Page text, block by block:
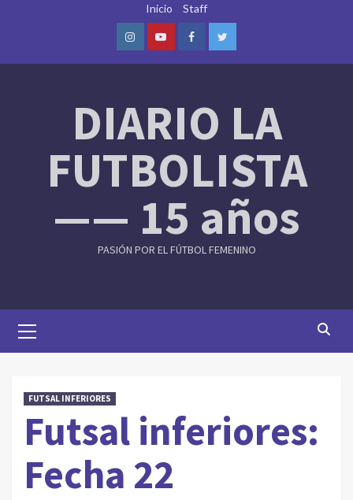
Inicio Staff
InstagramYoutubeFacebookTwitter
DIARIO LA
FUTBOLISTA
—— 15 años
PASIÓN POR EL FÚTBOL FEMENINO
Menu
FUTSAL INFERIORES
Futsal inferiores:
Fecha 22